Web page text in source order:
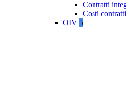
Contratti
Costi
OIV 5